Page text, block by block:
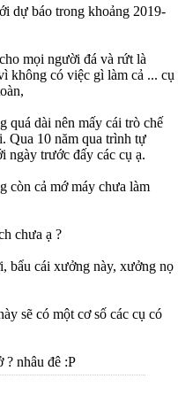
dự báo trong khoảng 2019-
mọi người đá và rứt là
không có việc gì làm cả ... cụ
quá dài nên mấy cái trò chế
Qua 10 năm qua trình tự
ngày trước đấy các cụ ạ.
còn cả mớ máy chưa làm
chưa ạ ?
bẩu cái xưởng này, xưởng nọ
sẽ có một cơ số các cụ có
? nhâu đê :P